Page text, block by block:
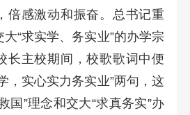
倍感激动和振奋。总书记重
“求实学、务实业”的办学宗
长主校期间，校歌歌词中便
，实心实力务实业”两句，这
国”理念和交大“求真务实”办